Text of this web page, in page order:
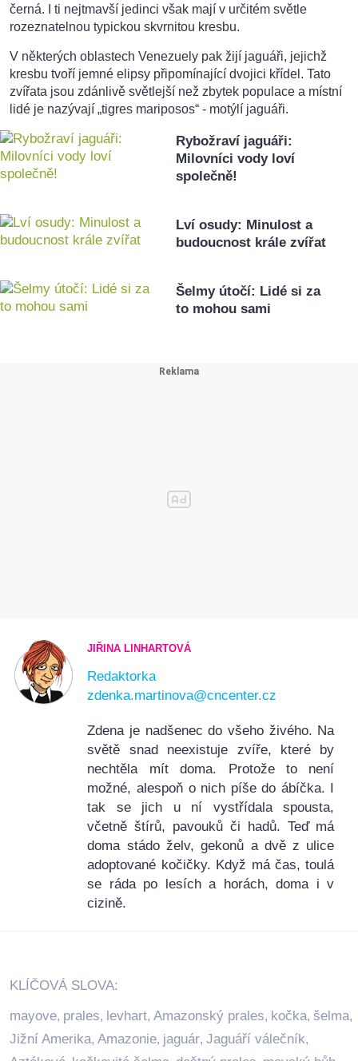
černá. I ti nejtmavší jedinci však mají v určitém světle
rozeznatelnou typickou skvrnitou kresbu.
V některých oblastech Venezuely pak žijí jaguáři, jejichž
kresbu tvoří jemné elipsy připomínající dvojici křídel. Tato
zvířata jsou zdánlivě světlejší než zbytek populace a místní
lidé je nazývají „tigres mariposos“ - motýlí jaguáři.
Rybožraví jaguáři:
Milovníci vody loví
společně!
Lví osudy: Minulost a
budoucnost krále zvířat
Šelmy útočí: Lidé si za
to mohou sami
JIŘINA LINHARTOVÁ
Redaktorka
zdenka.martinova@cncenter.cz
Zdena je nadšenec do všeho živého. Na
světě snad neexistuje zvíře, které by
nechtěla mít doma. Protože to není
možné, alespoň o nich píše do ábíčka. I
tak se jich u ní vystřídala spousta,
včetně štírů, pavouků či hadů. Teď má
doma stádo želv, gekonů a dvě z ulice
adoptované kočičky. Když má čas, toulá
se ráda po lesích a horách, doma i v
cizině.
KLÍČOVÁ SLOVA:
mayove, prales, levhart, Amazonský prales, kočka, šelma,
Jižní Amerika, Amazonie, jaguár, Jaguáří válečník,